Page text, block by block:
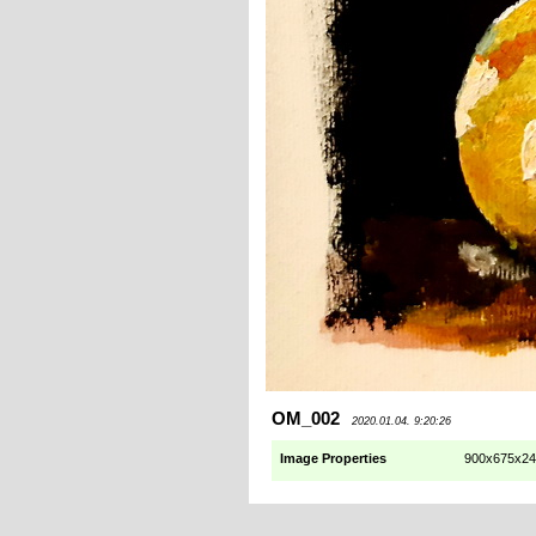
OM_002 2020.01.04. 9:20:26
Image Properties